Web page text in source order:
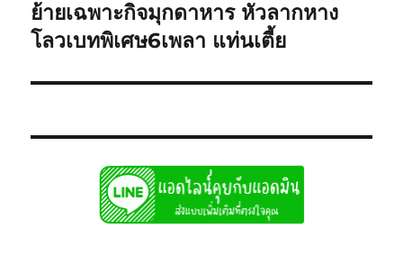
Next
post:
ย้ายเฉพาะกิจมุกดาหาร หัวลากหาง
โลวเบทพิเศษ6เพลา แท่นเตี้ย